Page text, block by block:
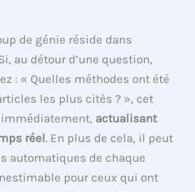
de génie réside dans
au détour d’une question,
: « Quelles méthodes ont été
les plus cités ? », cet
actualisant
réel. En plus de cela, il peut
automatiques de chaque
pour ceux qui ont